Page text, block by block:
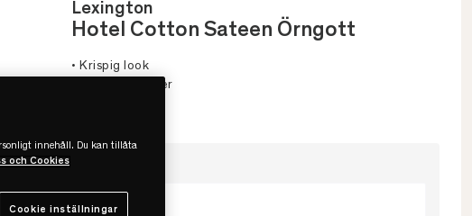
Lexington
Hotel Cotton Sateen Örngott
• Krispig look
• Finns fler färger
innehåll. Du kan tillåta
och Cookies
Cookie inställningar